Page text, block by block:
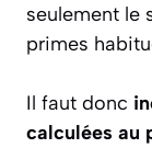
seulement le
primes
Il faut donc
calculées au